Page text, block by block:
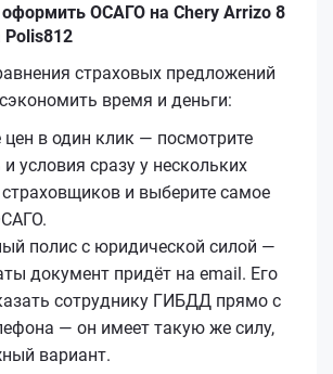
ОСАГО на Chery Arrizo 8
Polis812
страховых предложений
время и деньги:
цен в один клик — посмотрите
условия сразу у нескольких
и выберите самое
полис с юридической силой —
документ придёт на email. Его
сотруднику ГИБДД прямо с
— он имеет такую же силу,
вариант.